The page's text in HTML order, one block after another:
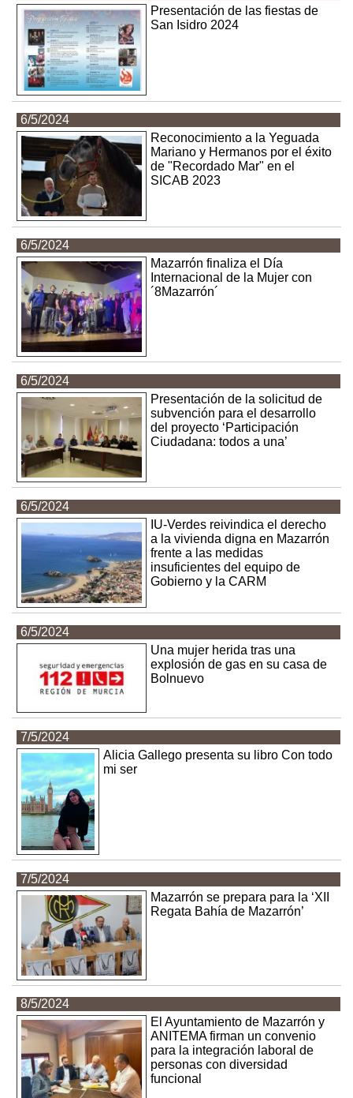
Presentación de las fiestas de
San Isidro 2024
6/5/2024
Reconocimiento a la Yeguada
Mariano y Hermanos por el éxito
de "Recordado Mar" en el
SICAB 2023
6/5/2024
Mazarrón finaliza el Día
Internacional de la Mujer con
´8Mazarrón´
6/5/2024
Presentación de la solicitud de
subvención para el desarrollo
del proyecto ‘Participación
Ciudadana: todos a una’
6/5/2024
IU-Verdes reivindica el derecho
a la vivienda digna en Mazarrón
frente a las medidas
insuficientes del equipo de
Gobierno y la CARM
6/5/2024
Una mujer herida tras una
explosión de gas en su casa de
Bolnuevo
7/5/2024
Alicia Gallego presenta su libro Con todo
mi ser
7/5/2024
Mazarrón se prepara para la ‘XII
Regata Bahía de Mazarrón’
8/5/2024
El Ayuntamiento de Mazarrón y
ANITEMA firman un convenio
para la integración laboral de
personas con diversidad
funcional